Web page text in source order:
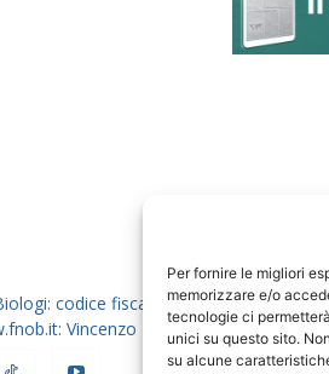
Per fornire le migliori
memorizzare e/o
tecnologie ci
unici su questo sito.
su alcune
codice fiscale 80069130583
Vincenzo D'Anna